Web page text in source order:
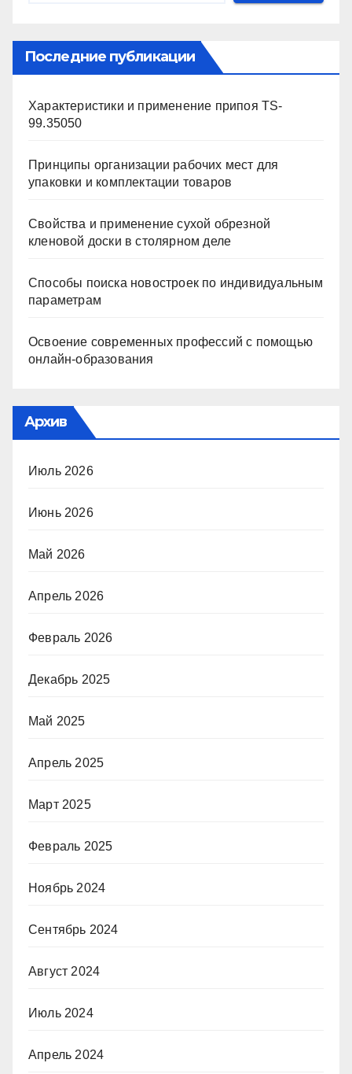
Последние публикации
Характеристики и применение припоя TS-
99.35050
Принципы организации рабочих мест для
упаковки и комплектации товаров
Свойства и применение сухой обрезной
кленовой доски в столярном деле
Способы поиска новостроек по индивидуальным
параметрам
Освоение современных профессий с помощью
онлайн-образования
Архив
Июль 2026
Июнь 2026
Май 2026
Апрель 2026
Февраль 2026
Декабрь 2025
Май 2025
Апрель 2025
Март 2025
Февраль 2025
Ноябрь 2024
Сентябрь 2024
Август 2024
Июль 2024
Апрель 2024